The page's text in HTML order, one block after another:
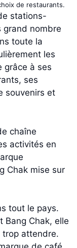
de restaurants.
stations-
grand nombre
toute la
les
grâce à ses
ses
souvenirs et
chaîne
activités en
Chak mise sur
tout le pays.
Bang Chak, elle
trop attendre.